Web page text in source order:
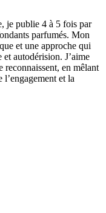
je publie 4 à 5 fois par
parfumés. Mon
et une approche qui
autodérision. J’aime
reconnaissent, en mêlant
et la